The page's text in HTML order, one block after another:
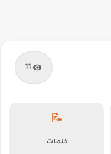
11
📝
كلمات